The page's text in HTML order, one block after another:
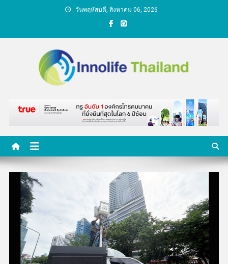
วันพฤหัสบดี, สิงหาคม 06, 2026
คนกับความคิด ชีวิตกับ
นวัตกรรม